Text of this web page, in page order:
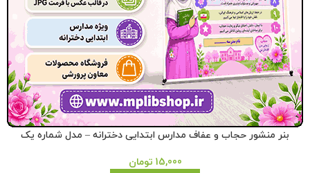
بنر منشور حجاب و عفاف مدارس ابتدایی دخترانه – مدل شماره یک
15,000 تومان